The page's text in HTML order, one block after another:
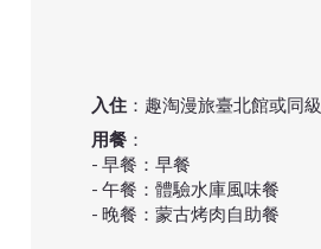
入住 ：趣淘漫旅臺北館或同級
用餐 ：
- 早餐：早餐
- 午餐：體驗水庫風味餐
- 晚餐：蒙古烤肉自助餐